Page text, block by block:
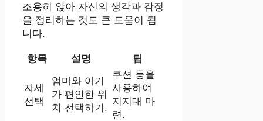
조용히 앉아 자신의 생각과 감정
을 정리하는 것도 큰 도움이 됩
니다.
항목 설명 팁
자세
선택
엄마와 아기
가 편안한 위
치 선택하기.
쿠션 등을
사용하여
지지대 마
련.